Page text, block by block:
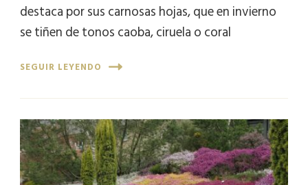
destaca por sus carnosas hojas, que en invierno
se tiñen de tonos caoba, ciruela o coral
SEGUIR LEYENDO